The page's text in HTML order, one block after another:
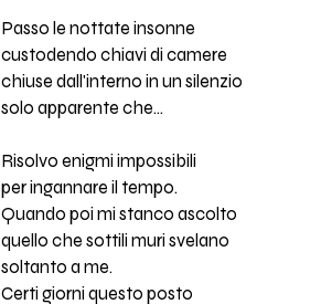
Passo le nottate insonne
custodendo chiavi di camere
chiuse dall'interno in un silenzio
solo apparente che...
Risolvo enigmi impossibili
per ingannare il tempo.
Quando poi mi stanco ascolto
quello che sottili muri svelano
soltanto a me.
Certi giorni questo posto